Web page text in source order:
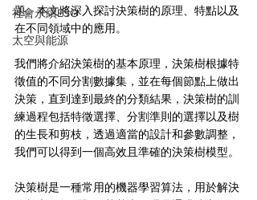
社會永續ESG
太空與能源
題。本文將深入探討決策樹的原理、特點以及
在不同領域中的應用。
我們將介紹決策樹的基本原理，決策樹根據特
徵值的不同分割數據集，並在每個節點上做出
決策，直到達到最終的分類結果，決策樹的訓
練過程包括特徵選擇、分割準則的選擇以及樹
的生長和剪枝，透過適當的設計和參數調整，
我們可以得到一個高效且準確的決策樹模型。
決策樹是一種常用的機器學習算法，用於解決